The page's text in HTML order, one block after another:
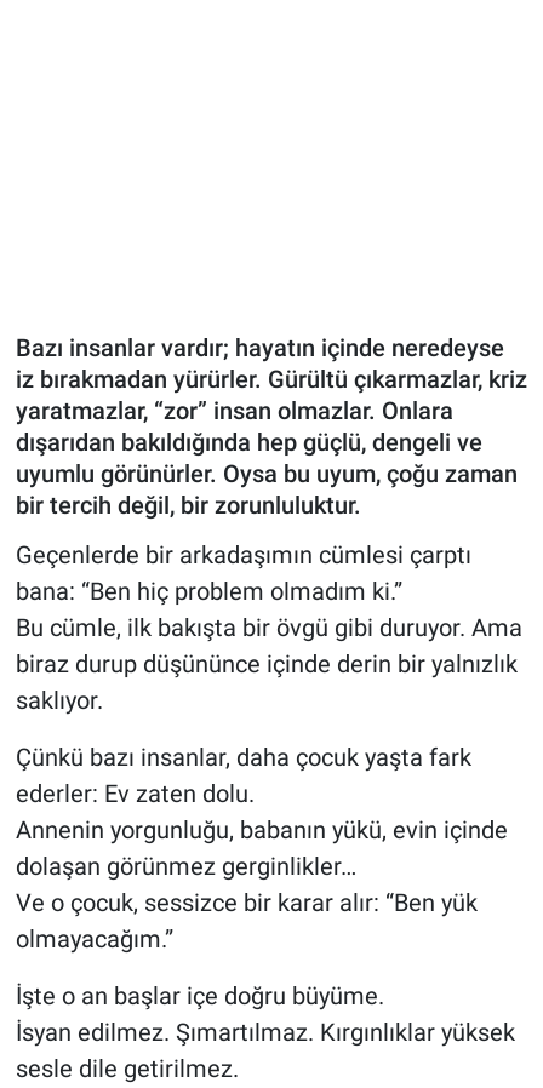
Bazı insanlar vardır; hayatın içinde neredeyse
iz bırakmadan yürürler. Gürültü çıkarmazlar, kriz
yaratmazlar, “zor” insan olmazlar. Onlara
dışarıdan bakıldığında hep güçlü, dengeli ve
uyumlu görünürler. Oysa bu uyum, çoğu zaman
bir tercih değil, bir zorunluluktur.
Geçenlerde bir arkadaşımın cümlesi çarptı
bana: “Ben hiç problem olmadım ki.”
Bu cümle, ilk bakışta bir övgü gibi duruyor. Ama
biraz durup düşününce içinde derin bir yalnızlık
saklıyor.
Çünkü bazı insanlar, daha çocuk yaşta fark
ederler: Ev zaten dolu.
Annenin yorgunluğu, babanın yükü, evin içinde
dolaşan görünmez gerginlikler…
Ve o çocuk, sessizce bir karar alır: “Ben yük
olmayacağım.”
İşte o an başlar içe doğru büyüme.
İsyan edilmez. Şımartılmaz. Kırgınlıklar yüksek
sesle dile getirilmez.